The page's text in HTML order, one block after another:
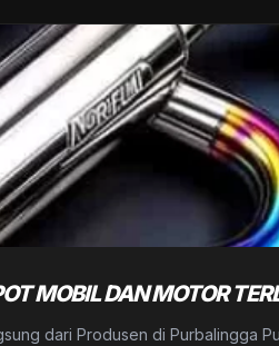
MOBIL DAN MOTOR
dari Produsen di Purbalingga